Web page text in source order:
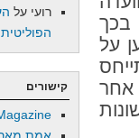
על
אחר
רועי על
הפוליטית
קישורים